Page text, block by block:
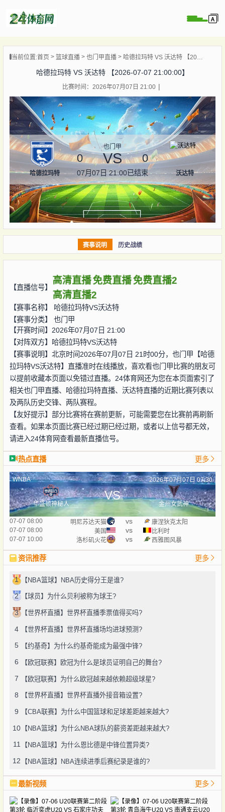
播
播
播
当前位置:首页 篮球直播 也门甲直播 哈德拉玛特 VS 沃达特 【2026-07-07 21:00:00】
哈德拉玛特 VS 沃达特 【2026-07-07 21:00:00】
比赛时间：2026年07月07日 21:00
哈德拉玛特
也门甲
0 VS 0
07月07日 21:00已结束 沃达特
赛事说明 历史战绩
【直播信号】
高清直播 免费直播 免费直播2
高清直播2
【赛事名称】
哈德拉玛特VS沃达特
【赛事分类】 也门甲
【开赛时间】2026年07月07日 21:00
【对阵双方】
哈德拉玛特VS沃达特
【赛事说明】北京时间2026年07月07日 21时00分，也门甲【哈德
拉玛特VS沃达特】直播准时在线播放，喜欢看也门甲比赛的朋友可
以提前收藏本页面以免错过直播。24体育网还为您在本页面索引了
相关也门甲直播、哈德拉玛特直播、沃达特直播的近期比赛列表以
及两队历史交锋、两队赛程。
【友好提示】部分比赛将在赛前更新，可能需要您在比赛前再刷新
查看。如果本页面比赛已经过期已经过期，或者以上信号都无效，
请进入24体育网查看最新直播信号。
热点直播 更多
WNBA 2026年07月07日 07:30
华盛顿神秘人
VS
金州女武神
07-07 08:00 明尼苏达天猫 vs
康涅狄克太阳
07-07 08:00
美国 vs
比利时
07-07 10:00
洛杉矶火花 vs 西雅图风暴
资讯推荐 更多
1 【NBA篮球】NBA历史得分王是谁?
2 【球员】为什么贝利被称为球王?
3 【世界杯直播】世界杯直播季票值得买吗?
4 【世界杯直播】世界杯直播场均进球预测?
5 【约基奇】为什么约基奇能成为最强中锋?
6 【欧冠联赛】欧冠为什么是球员证明自己的舞台?
7 【欧冠联赛】为什么欧冠越来越依赖超级球星?
8 【世界杯直播】世界杯直播外接音箱设置?
9 【CBA联赛】为什么中国篮球和足球差距越来越大?
10 【NBA篮球】为什么NBA球队的薪资差距越来越大?
11 【NBA篮球】为什么恩比德是中锋位置异类?
12 【NBA篮球】NBA连续进季后赛纪录是谁的?
最新视频 更多